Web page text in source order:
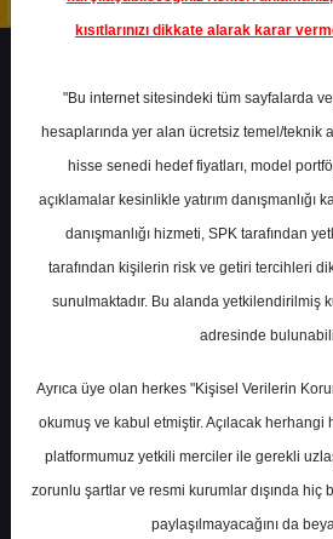
ARCLK- ARÇELİK
Hedef Fiyat
Getiri
0
Get.
Çarşamba, 11 Aralık
kısıtlarınızı dikkate alarak karar
"Bu internet sitesindeki tüm sayfalarda
hesaplarında yer alan ücretsiz temel/teknik
hisse senedi hedef fiyatları, model
açıklamalar kesinlikle yatırım danışmanlığı
danışmanlığı hizmeti, SPK tarafından
tarafından kişilerin risk ve getiri tercihleri
sunulmaktadır. Bu alanda yetkilendirilmiş
adresinde
Ayrıca üye olan herkes "Kişisel Verilerin
okumuş ve kabul etmiştir. Açılacak
platformumuz yetkili merciler ile gerekli
zorunlu şartlar ve resmi kurumlar dışında hiç
paylaşılmayacağını da